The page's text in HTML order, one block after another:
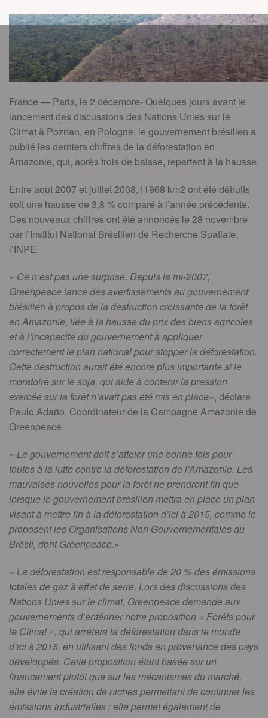
France — Paris, le 2 décembre- Quelques jours avant le
lancement des discussions des Nations Unies sur le
Climat à Poznan, en Pologne, le gouvernement brésilien a
publié les derniers chiffres de la déforestation en
Amazonie, qui, après trois de baisse, repartent à la hausse.
Entre août 2007 et juillet 2008,11968 km2 ont été détruits
soit une hausse de 3,8 % comparé à l’année précédente.
Ces nouveaux chiffres ont été annoncés le 28 novembre
par l’Institut National Brésilien de Recherche Spatiale,
l’INPE.
« Ce n’est pas une surprise. Depuis la mi-2007,
Greenpeace lance des avertissements au gouvernement
brésilien à propos de la destruction croissante de la forêt
en Amazonie, liée à la hausse du prix des biens agricoles
et à l’incapacité du gouvernement à appliquer
correctement le plan national pour stopper la déforestation.
Cette destruction aurait été encore plus importante si le
moratoire sur le soja, qui aide à contenir la pression
exercée sur la forêt n’avait pas été mis en place», déclare
Paulo Adario, Coordinateur de la Campagne Amazonie de
Greenpeace.
« Le gouvernement doit s’atteler une bonne fois pour
toutes à la lutte contre la déforestation de l’Amazonie. Les
mauvaises nouvelles pour la forêt ne prendront fin que
lorsque le gouvernement brésilien mettra en place un plan
visant à mettre fin à la déforestation d’ici à 2015, comme le
proposent les Organisations Non Gouvernementales au
Brésil, dont Greenpeace.»
« La déforestation est responsable de 20 % des émissions
totales de gaz à effet de serre. Lors des discussions des
Nations Unies sur le climat, Greenpeace demande aux
gouvernements d’entériner notre proposition « Forêts pour
le Climat », qui arrêtera la déforestation dans le monde
d’ici à 2015, en utilisant des fonds en provenance des pays
développés. Cette proposition étant basée sur un
financement plutôt que sur les mécanismes du marché,
elle évite la création de niches permettant de continuer les
émissions industrielles ; elle permet également de